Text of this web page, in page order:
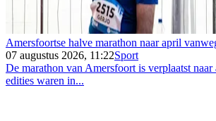
Amersfoortse halve marathon naar april
07 augustus 2026, 11:22Sport
De marathon van Amersfoort is verplaatst
edities waren in...